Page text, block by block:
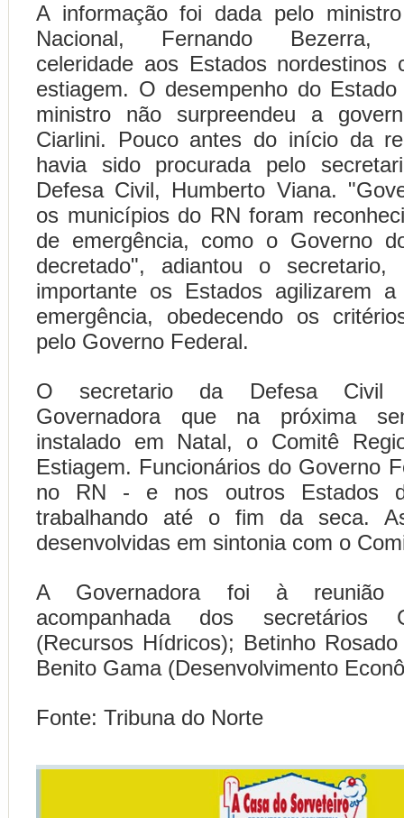
A informação foi dada pelo
Nacional, Fernando Bezerra,
celeridade aos Estados nordestinos
estiagem. O desempenho do
ministro não surpreendeu a
Ciarlini. Pouco antes do início da
havia sido procurada pelo
Defesa Civil, Humberto Viana.
os municípios do RN foram
de emergência, como o Governo
decretado", adiantou o
importante os Estados agilizarem
emergência, obedecendo os
pelo Governo Federal.
O secretario da Defesa Civil
Governadora que na próxima
instalado em Natal, o Comitê
Estiagem. Funcionários do Governo
no RN - e nos outros Estados
trabalhando até o fim da seca.
desenvolvidas em sintonia com o
A Governadora foi à reunião
acompanhada dos secretários
(Recursos Hídricos); Betinho
Benito Gama (Desenvolvimento
Fonte: Tribuna do Norte